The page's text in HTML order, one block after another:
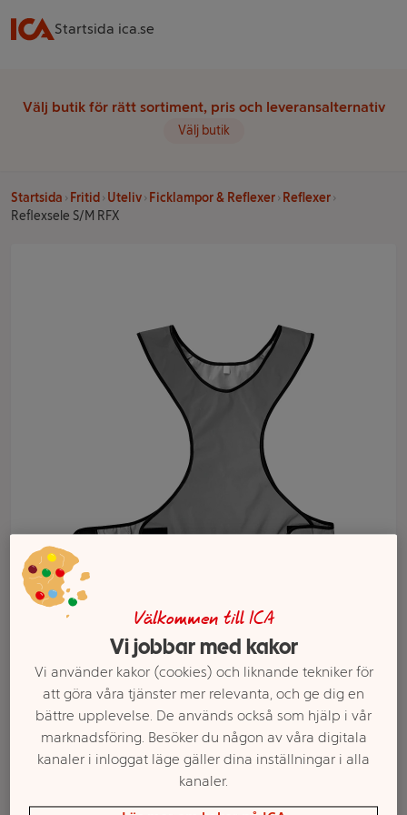
Startsida ica.se
Välj butik för rätt sortiment, pris och leveransalternativ
Välj butik
Startsida Fritid Uteliv Ficklampor & Reflexer
Reflexer
Reflexsele S/M RFX
Reflexsele S/M
Välj butik och handla
Sortimentet kan variera mellan butikerna
Välkommen till ICA
Vi jobbar med kakor
Vi använder kakor (cookies) och liknande tekniker för
att göra våra tjänster mer relevanta, och ge dig en
bättre upplevelse. De används också som hjälp i vår
marknadsföring. Besöker du någon av våra digitala
kanaler i inloggat läge gäller dina inställningar i alla
kanaler.